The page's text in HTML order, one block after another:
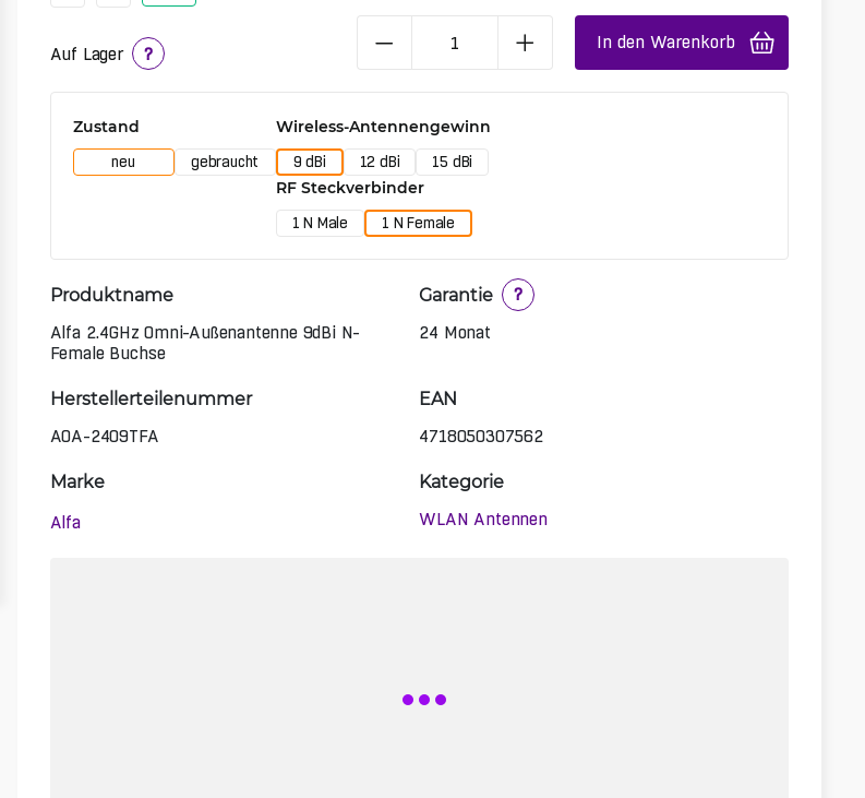
Auf Lager ?
In den Warenkorb
Zustand
neu gebraucht
Wireless-Antennengewinn
9 dBi 12 dBi 15 dBi
RF Steckverbinder
1 N Male 1 N Female
Produktname
Alfa 2.4GHz Omni-Außenantenne 9dBi N-
Female Buchse
Garantie
?
24 Monat
Herstellerteilenummer
AOA-2409TFA
EAN
4718050307562
Marke
Alfa
Kategorie
WLAN Antennen